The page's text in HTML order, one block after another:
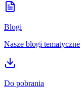
Blogi
Nasze blogi tematyczne
Do pobrania